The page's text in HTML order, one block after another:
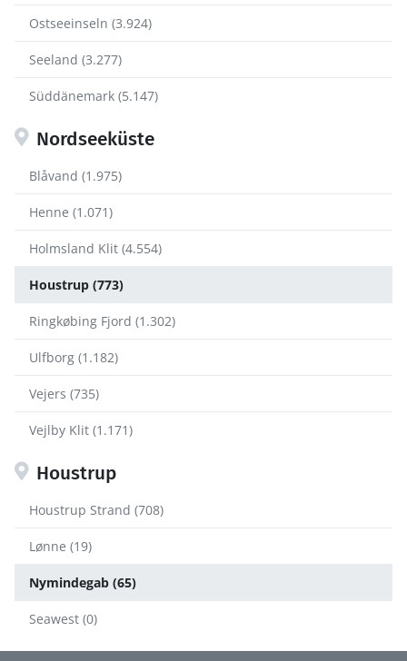
Ostseeinseln (3.924)
Seeland (3.277)
Süddänemark (5.147)
Nordseeküste
Blåvand (1.975)
Henne (1.071)
Holmsland Klit (4.554)
Houstrup (773)
Ringkøbing Fjord (1.302)
Ulfborg (1.182)
Vejers (735)
Vejlby Klit (1.171)
Houstrup
Houstrup Strand (708)
Lønne (19)
Nymindegab (65)
Seawest (0)